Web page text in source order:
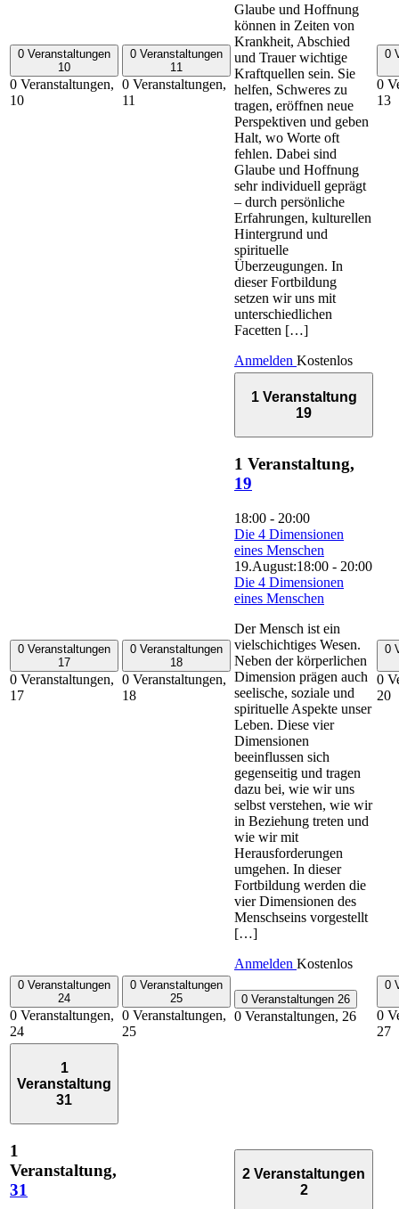
0 Veranstaltungen
10
0 Veranstaltungen,
10
0 Veranstaltungen
11
0 Veranstaltungen,
11
Glaube und Hoffnung
können in Zeiten von
Krankheit, Abschied
und Trauer wichtige
Kraftquellen sein. Sie
helfen, Schweres zu
tragen, eröffnen neue
Perspektiven und geben
Halt, wo Worte oft
fehlen. Dabei sind
Glaube und Hoffnung
sehr individuell geprägt
– durch persönliche
Erfahrungen, kulturellen
Hintergrund und
spirituelle
Überzeugungen. In
dieser Fortbildung
setzen wir uns mit
unterschiedlichen
Facetten […]
Anmelden Kostenlos
0
0
13
0 Veranstaltungen
17
0 Veranstaltungen,
17
0 Veranstaltungen
18
0 Veranstaltungen,
18
1 Veranstaltung
19
1 Veranstaltung,
19
18:00 - 20:00
Die 4 Dimensionen
eines Menschen
19.August:18:00 - 20:00
Die 4 Dimensionen
eines Menschen
Der Mensch ist ein
vielschichtiges Wesen.
Neben der körperlichen
Dimension prägen auch
seelische, soziale und
spirituelle Aspekte unser
Leben. Diese vier
Dimensionen
beeinflussen sich
gegenseitig und tragen
dazu bei, wie wir uns
selbst verstehen, wie wir
in Beziehung treten und
wie wir mit
Herausforderungen
umgehen. In dieser
Fortbildung werden die
vier Dimensionen des
Menschseins vorgestellt
[…]
Anmelden Kostenlos
0
0
20
0 Veranstaltungen
24
0 Veranstaltungen,
24
0 Veranstaltungen
25
0 Veranstaltungen,
25
0 Veranstaltungen 26
0 Veranstaltungen, 26
0
0
27
1
Veranstaltung
31
1
Veranstaltung,
31
2 Veranstaltungen
2